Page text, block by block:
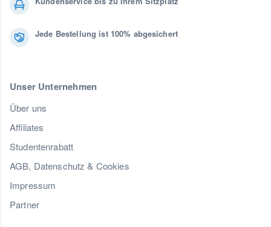
Jede Bestellung ist 100% abgesichert
Unser Unternehmen
Über uns
Affiliates
Studentenrabatt
AGB, Datenschutz & Cookies
Impressum
Partner